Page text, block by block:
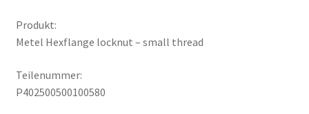
Produkt:
Metel Hexflange locknut – small thread
Teilenummer:
P402500500100580